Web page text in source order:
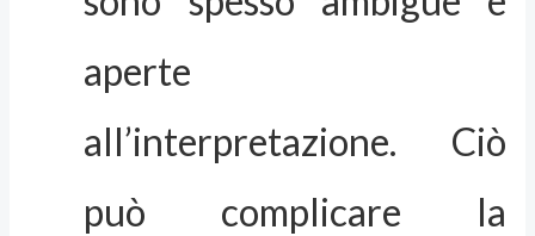
aperte
all’interpretazione. Ciò
può complicare la